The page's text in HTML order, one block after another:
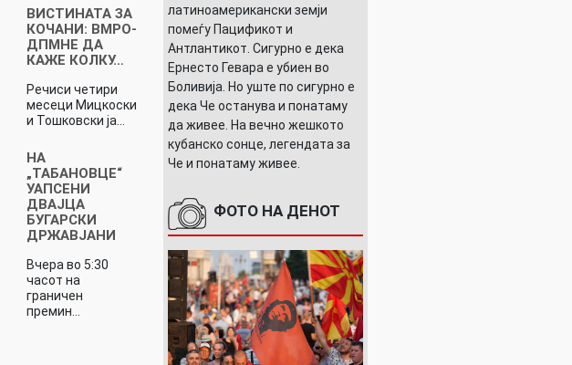
ВИСТИНАТА ЗА
КОЧАНИ: ВМРО-
ДПМНЕ ДА
КАЖЕ КОЛКУ…
Речиси четири
месеци Мицкоски
и Тошковски ја…
НА
„ТАБАНОВЦЕ“
УАПСЕНИ
ДВАЈЦА
БУГАРСКИ
ДРЖАВЈАНИ
Вчера во 5:30
часот на
граничен
премин…
латиноамерикански земји
помеѓу Пацификот и
Антлантикот. Сигурно е дека
Ернесто Гевара е убиен во
Боливија. Но уште по сигурно е
дека Че останува и понатаму
да живее. На вечно жешкото
кубанско сонце, легендата за
Че и понатаму живее.
ФОТО НА ДЕНОТ